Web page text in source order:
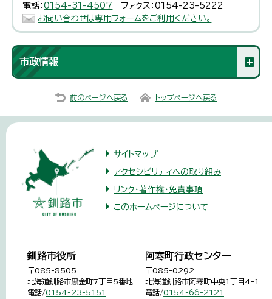
電話：0154-31-4507
ファクス：0154-23-5222
お問い合わせは専用フォームをご利用ください。
市政情報
前のページへ戻る トップページへ戻る
サイトマップ
アクセシビリティへの取り組み
リンク・著作権・免責事項
このホームページについて
釧路市役所
〒085-8505
北海道釧路市黒金町7丁目5番地
電話/0154-23-5151
阿寒町行政センター
〒085-0292
北海道釧路市阿寒町中央1丁目4-1
電話/0154-66-2121